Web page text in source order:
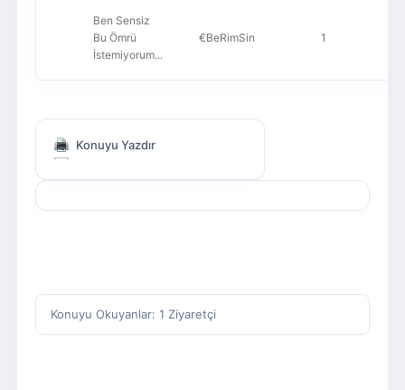
Ben Sensiz
Bu Ömrü
İstemiyorum...
€BeRimSin 1
Konuyu Yazdır
Konuyu Okuyanlar: 1 Ziyaretçi